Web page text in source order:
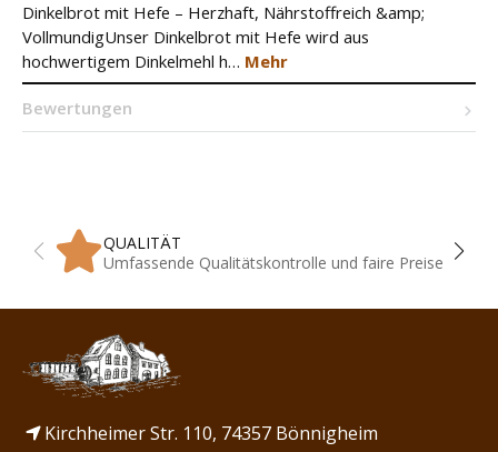
Dinkelbrot mit Hefe – Herzhaft, Nährstoffreich &amp;
VollmundigUnser Dinkelbrot mit Hefe wird aus
hochwertigem Dinkelmehl h… Mehr
Bewertungen
QUALITÄT
Umfassende Qualitätskontrolle und faire Preise
Kirchheimer Str. 110, 74357 Bönnigheim